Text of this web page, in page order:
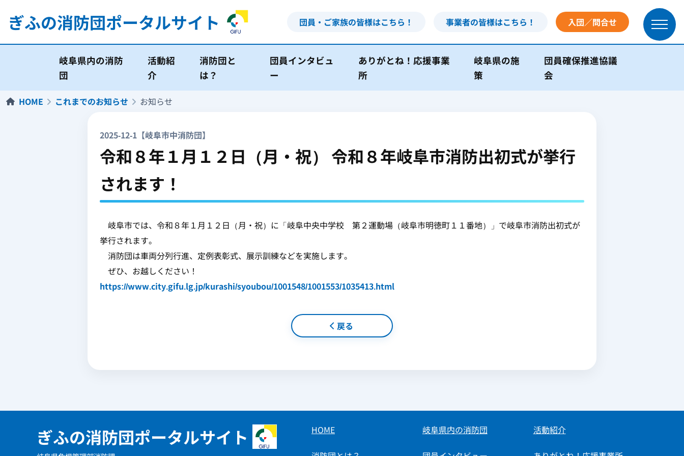
ぎふの消防団ポータルサイト 団員・ご家族の皆様はこちら！ 事業者の皆様はこちら！ 入団／問合せ
岐阜県内の消防
団
活動紹
介
消防団と
は？
団員インタビュ
ー
ありがとね！応援事業
所
岐阜県の施
策
団員確保推進協議
会
HOME これまでのお知らせ お知らせ
2025-12-1【岐阜市中消防団】
令和８年１月１２日（月・祝） 令和８年岐阜市消防出初式が挙行
されます！
岐阜市では、令和８年１月１２日（月・祝）に「岐阜中央中学校 第２運動場（岐阜市明徳町１１番地）」で岐阜市消防出初式が
挙行されます。
消防団は車両分列行進、定例表彰式、展示訓練などを実施します。
ぜひ、お越しください！
https://www.city.gifu.lg.jp/kurashi/syoubou/1001548/1001553/1035413.html
戻る
ぎふの消防団ポータルサイト HOME 岐阜県内の消防団 活動紹介